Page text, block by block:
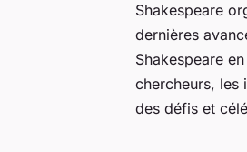
Shakespeare
dernières
Shakespeare
chercheurs, les
des défis et